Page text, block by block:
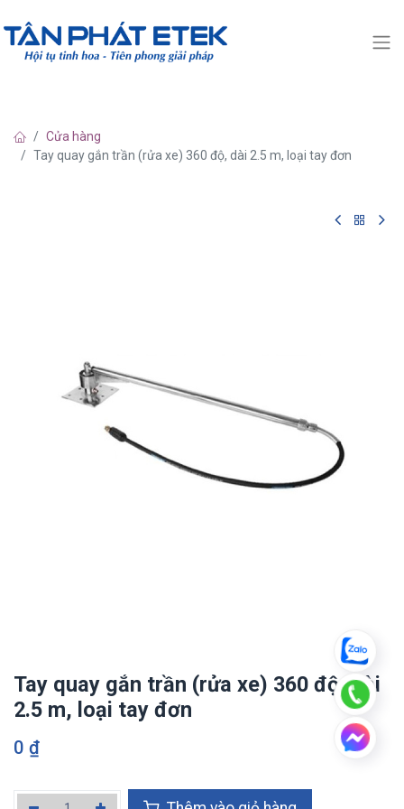
Cửa hàng
Tay quay gắn trần (rửa xe) 360 độ, dài 2.5 m, loại tay đơn
Tay quay gắn trần (rửa xe) 360 độ, dài
2.5 m, loại tay đơn
0 ₫